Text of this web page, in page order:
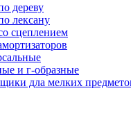
дереву
лексану
сцеплением
и г-образные
дла мелких